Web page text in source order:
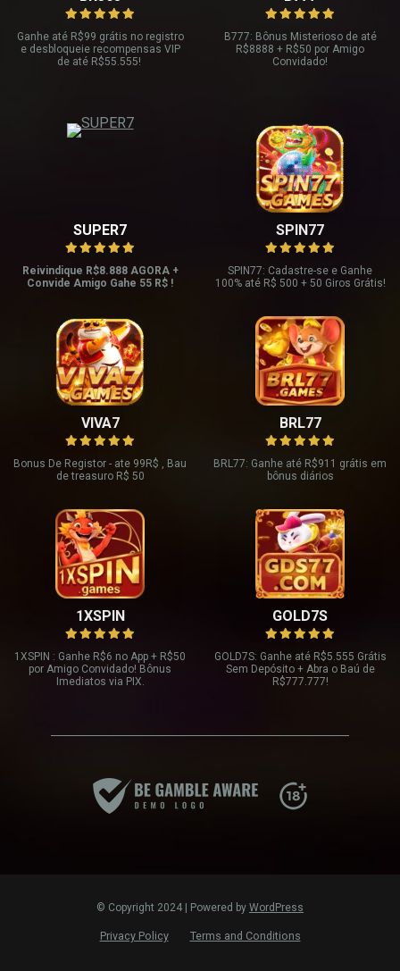
Ganhe até R$99 grátis no registro
e desbloqueie recompensas VIP
de até R$55.555!
B777: Bônus Misterioso de até
R$8888 + R$50 por Amigo
Convidado!
SUPER7
Reivindique R$8.888 AGORA +
Convide Amigo Gahe 55 R$ !
SPIN77
SPIN77: Cadastre-se e Ganhe
100% até R$ 500 + 50 Giros Grátis!
VIVA7
Bonus De Registor - ate 99R$ , Bau
de treasuro R$ 50
BRL77
BRL77: Ganhe até R$911 grátis em
bônus diários
1XSPIN
1XSPIN : Ganhe R$6 no App + R$50
por Amigo Convidado! Bônus
Imediatos via PIX.
GOLD7S
GOLD7S: Ganhe até R$5.555 Grátis
Sem Depósito + Abra o Baú de
R$777.777!
© Copyright 2024 | Powered by WordPress
Privacy Policy Terms and Conditions